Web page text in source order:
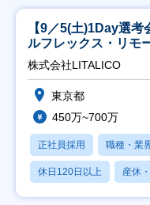
【9／5(土)1Day選
ルフレックス・リモ
株式会社LITALICO
東京都
450万~700万
正社員採用 職種・業
休日120日以上 産休